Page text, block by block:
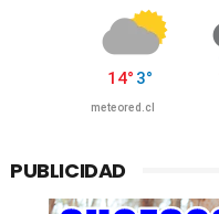
PUBLICIDAD